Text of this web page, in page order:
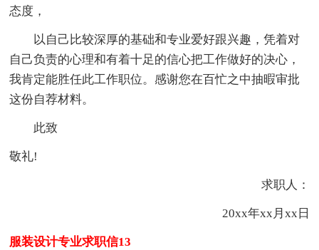
态度，
以自己比较深厚的基础和专业爱好跟兴趣，凭着对
自己负责的心理和有着十足的信心把工作做好的决心，
我肯定能胜任此工作职位。感谢您在百忙之中抽暇审批
这份自荐材料。
此致
敬礼!
求职人：
20xx年xx月xx日
服装设计专业求职信13